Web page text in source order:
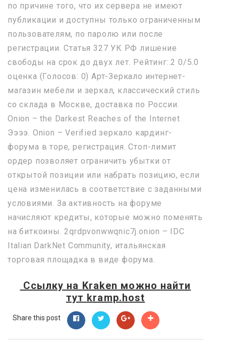
по причине того, что их сервера не имеют
публикации и доступны только ограниченным
пользователям, по паролю или после
регистрации. Статья 327 УК РФ лишение
свободы на срок до двух лет. Рейтинг:.2 0/5.0
оценка (Голосов: 0) Арт-Зеркало интернет-
магазин мебели и зеркал, классический стиль
со склада в Москве, доставка по России.
Onion – the Darkest Reaches of the Internet
Ээээ. Onion – Verified зеркало кардинг-
форума в торе, регистрация. Стоп-лимит
ордер позволяет ограничить убытки от
открытой позиции или набрать позицию, если
цена изменилась в соответствие с заданными
условиями. За активность на форуме
начисляют кредиты, которые можно поменять
на биткоины. 2qrdpvonwwqnic7j.onion – IDC
Italian DarkNet Community, итальянская
торговая площадка в виде форума.
Ссылку на Kraken можно найти
тут kramp.host
Share this post